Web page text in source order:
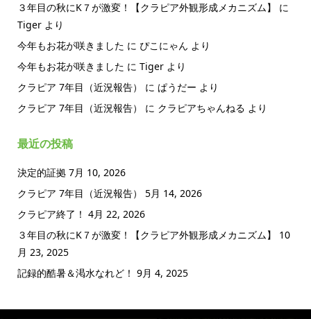
３年目の秋にK７が激変！【クラピア外観形成メカニズム】
に
Tigerより
今年もお花が咲きました に ぴこにゃん より
今年もお花が咲きました に Tigerより
クラピア 7年目（近況報告）
に ぱうだー より
クラピア 7年目（近況報告）
に クラピアちゃんねる より
最近の投稿
決定的証拠 7月 10, 2026
クラピア 7年目（近況報告）
5月 14, 2026
クラピア終了！ 4月 22, 2026
３年目の秋にK７が激変！【クラピア外観形成メカニズム】
10
月 23, 2025
記録的酷暑＆渇水なれど！ 9月 4, 2025